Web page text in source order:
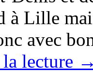
à Lille
avec
lecture